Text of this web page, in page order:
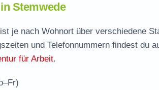
in Stemwede
beantragen
Stelle
Stemwede
Stemwede
je nach Wohnort über verschiedene
und Telefonnummern findest du
für Arbeit.